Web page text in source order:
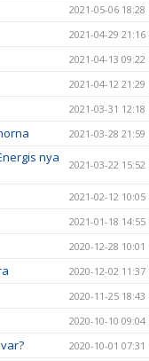
2021-05-06 18:28
2021-04-29 21:16
2021-04-13 09:22
2021-04-12 21:29
2021-03-31 12:18
2021-03-28 21:59
nya
2021-03-22 15:52
2021-02-12 10:05
2021-01-18 14:55
2020-12-28 10:01
2020-12-02 11:37
2020-11-25 18:43
2020-10-10 09:04
2020-10-01 07:31